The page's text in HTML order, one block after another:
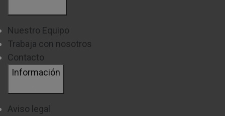
Nuestro Equipo
Trabaja con nosotros
Contacto
Información
Aviso legal